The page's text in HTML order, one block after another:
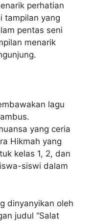
perhatian
tampilan yang
pentas seni
menarik
lagu
yang ceria
Hikmah yang
kelas 1, 2, dan
siswi dalam
dinyanyikan oleh
judul “Salat